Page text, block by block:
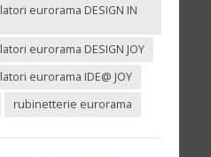
eurorama DESIGN IN
eurorama DESIGN JOY
eurorama IDE@ JOY
rubinetterie eurorama